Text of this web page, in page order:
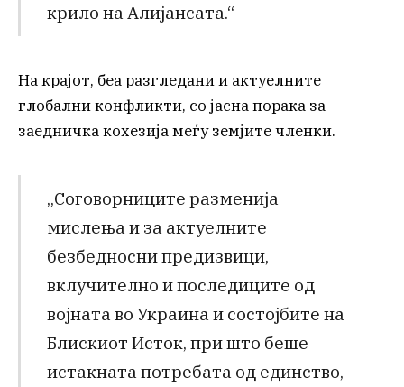
крило на Алијансата.“
На крајот, беа разгледани и актуелните
глобални конфликти, со јасна порака за
заедничка кохезија меѓу земјите членки.
„Соговорниците разменија
мислења и за актуелните
безбедносни предизвици,
вклучително и последиците од
војната во Украина и состојбите на
Блискиот Исток, при што беше
истакната потребата од единство,